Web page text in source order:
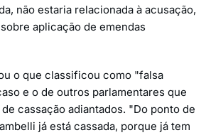
não estaria relacionada à acusação,
aplicação de emendas
o que classificou como "falsa
e o de outros parlamentares que
cassação adiantados. "Do ponto de
já está cassada, porque já tem